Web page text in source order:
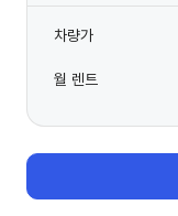
차량가
월 렌트